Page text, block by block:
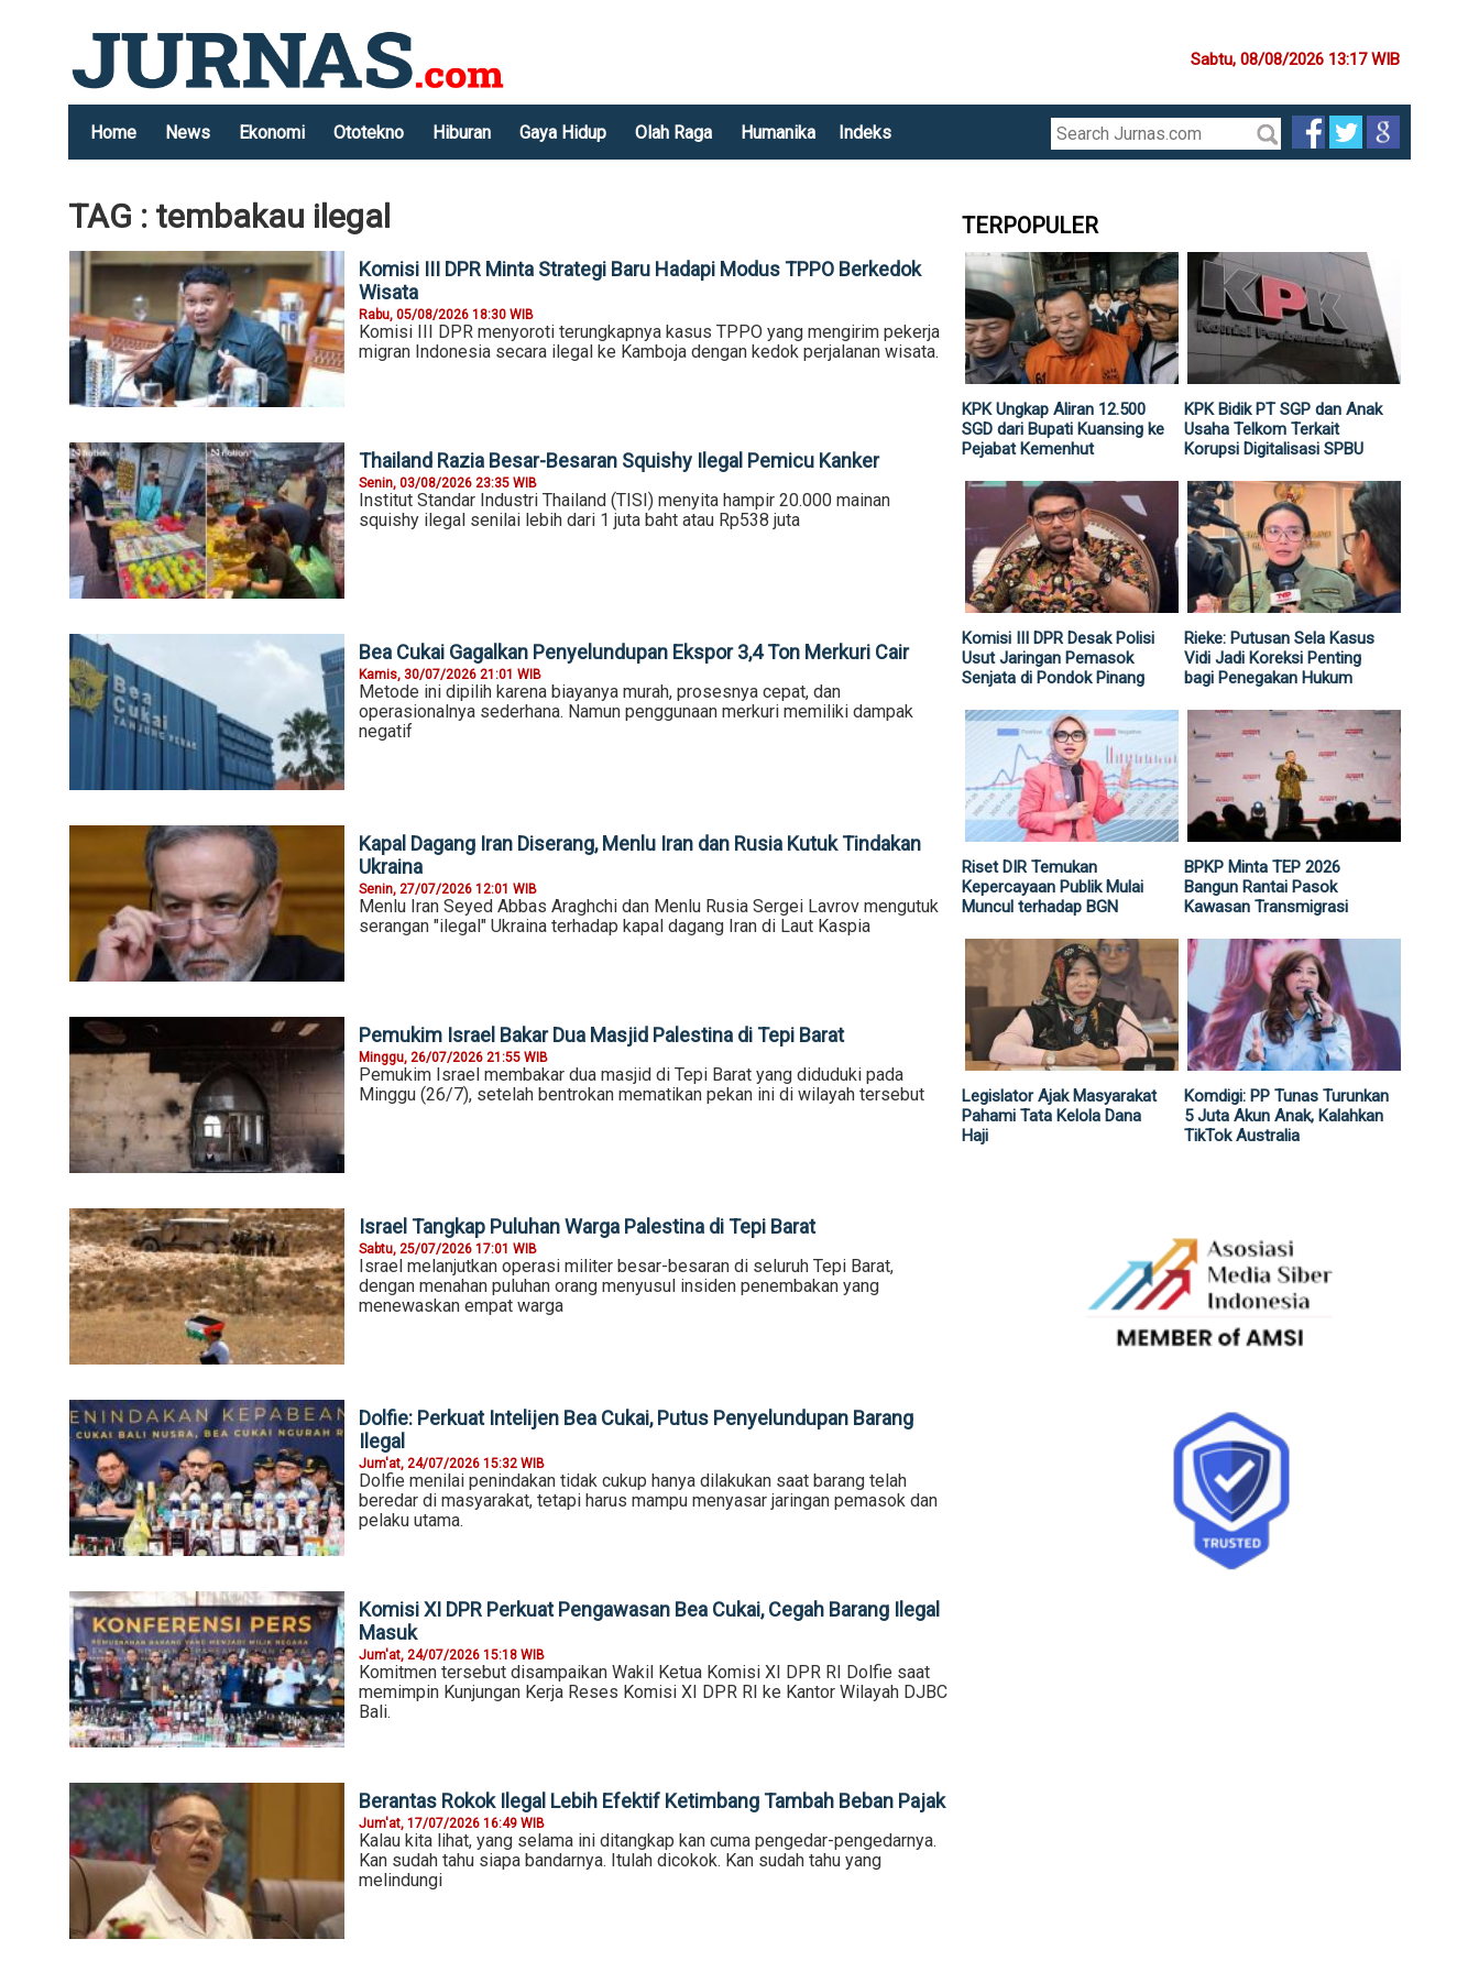
Sabtu, 08/08/2026 13:17 WIB
Home News Ekonomi Ototekno Hiburan Gaya Hidup Olah Raga Humanika Indeks
TAG : tembakau ilegal
Komisi III DPR Minta Strategi Baru Hadapi Modus TPPO Berkedok
Wisata
Rabu, 05/08/2026 18:30 WIB
Komisi III DPR menyoroti terungkapnya kasus TPPO yang mengirim pekerja
migran Indonesia secara ilegal ke Kamboja dengan kedok perjalanan wisata.
Thailand Razia Besar-Besaran Squishy Ilegal Pemicu Kanker
Senin, 03/08/2026 23:35 WIB
Institut Standar Industri Thailand (TISI) menyita hampir 20.000 mainan
squishy ilegal senilai lebih dari 1 juta baht atau Rp538 juta
Bea Cukai Gagalkan Penyelundupan Ekspor 3,4 Ton Merkuri Cair
Kamis, 30/07/2026 21:01 WIB
Metode ini dipilih karena biayanya murah, prosesnya cepat, dan
operasionalnya sederhana. Namun penggunaan merkuri memiliki dampak
negatif
Kapal Dagang Iran Diserang, Menlu Iran dan Rusia Kutuk Tindakan
Ukraina
Senin, 27/07/2026 12:01 WIB
Menlu Iran Seyed Abbas Araghchi dan Menlu Rusia Sergei Lavrov mengutuk
serangan "ilegal" Ukraina terhadap kapal dagang Iran di Laut Kaspia
Pemukim Israel Bakar Dua Masjid Palestina di Tepi Barat
Minggu, 26/07/2026 21:55 WIB
Pemukim Israel membakar dua masjid di Tepi Barat yang diduduki pada
Minggu (26/7), setelah bentrokan mematikan pekan ini di wilayah tersebut
Israel Tangkap Puluhan Warga Palestina di Tepi Barat
Sabtu, 25/07/2026 17:01 WIB
Israel melanjutkan operasi militer besar-besaran di seluruh Tepi Barat,
dengan menahan puluhan orang menyusul insiden penembakan yang
menewaskan empat warga
Dolfie: Perkuat Intelijen Bea Cukai, Putus Penyelundupan Barang
Ilegal
Jum'at, 24/07/2026 15:32 WIB
Dolfie menilai penindakan tidak cukup hanya dilakukan saat barang telah
beredar di masyarakat, tetapi harus mampu menyasar jaringan pemasok dan
pelaku utama.
Komisi XI DPR Perkuat Pengawasan Bea Cukai, Cegah Barang Ilegal
Masuk
Jum'at, 24/07/2026 15:18 WIB
Komitmen tersebut disampaikan Wakil Ketua Komisi XI DPR RI Dolfie saat
memimpin Kunjungan Kerja Reses Komisi XI DPR RI ke Kantor Wilayah DJBC
Bali.
Berantas Rokok Ilegal Lebih Efektif Ketimbang Tambah Beban Pajak
Jum'at, 17/07/2026 16:49 WIB
Kalau kita lihat, yang selama ini ditangkap kan cuma pengedar-pengedarnya.
Kan sudah tahu siapa bandarnya. Itulah dicokok. Kan sudah tahu yang
melindungi
TERPOPULER
KPK Ungkap Aliran 12.500
SGD dari Bupati Kuansing ke
Pejabat Kemenhut
KPK Bidik PT SGP dan Anak
Usaha Telkom Terkait
Korupsi Digitalisasi SPBU
Komisi III DPR Desak Polisi
Usut Jaringan Pemasok
Senjata di Pondok Pinang
Rieke: Putusan Sela Kasus
Vidi Jadi Koreksi Penting
bagi Penegakan Hukum
Riset DIR Temukan
Kepercayaan Publik Mulai
Muncul terhadap BGN
BPKP Minta TEP 2026
Bangun Rantai Pasok
Kawasan Transmigrasi
Legislator Ajak Masyarakat
Pahami Tata Kelola Dana
Haji
Komdigi: PP Tunas Turunkan
5 Juta Akun Anak, Kalahkan
TikTok Australia